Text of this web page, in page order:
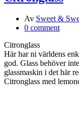
Av Sweet &
0 comment
Citronglass
Här har ni världens
god. Glass behöver
glassmaskin i det här
Citronglass med